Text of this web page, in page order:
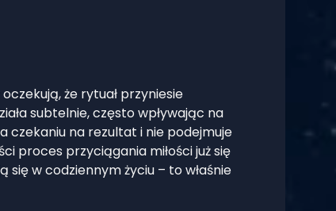
że rytuał przyniesie
subtelnie, często wpływając na
czekaniu na rezultat i nie podejmuje
proces przyciągania miłości już się
się w codziennym życiu – to właśnie